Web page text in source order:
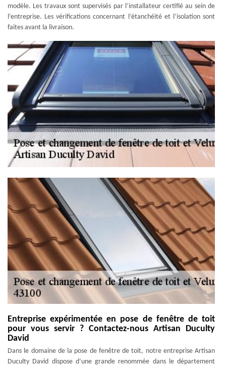
modèle. Les travaux sont supervisés par l’installateur certifié au sein de
l’entreprise. Les vérifications concernant l’étanchéité et l’isolation sont
faites avant la livraison.
Entreprise expérimentée en pose de fenêtre de toit
pour vous servir ? Contactez-nous Artisan Duculty
David
Dans le domaine de la pose de fenêtre de toit, notre entreprise Artisan
Duculty David dispose d’une grande renommée dans le département